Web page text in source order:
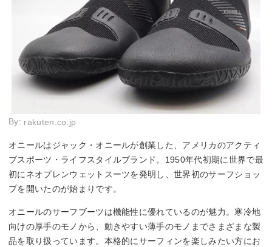
By: rakuten.co.jp
オニールはジャック・オニールが創業した、アメリカのアクティ
ブスポーツ・ライフスタイルブランド。1950年代初期に世界で最
初にネオプレンウェットスーツを発明し、世界初のサーフショッ
プを開いたのが始まりです。
オニールのサーフブーツは機能性に優れているのが魅力。寒冷地
向けの厚手のモノから、動きやすい薄手のモノまでさまざまな製
品を取り扱っています。本格的にサーフィンを楽しみたい方にお